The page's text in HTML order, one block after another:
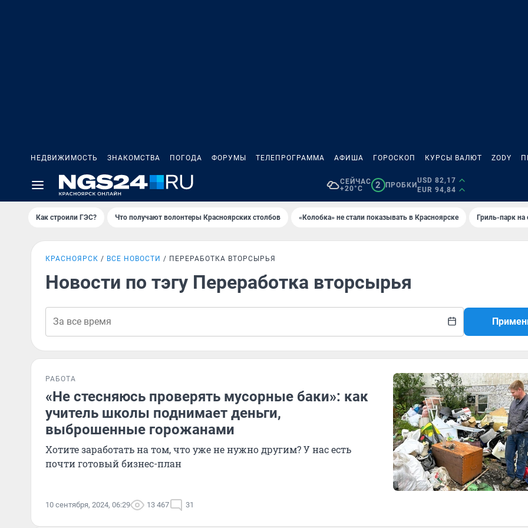
НЕДВИЖИМОСТЬ ЗНАКОМСТВА ПОГОДА ФОРУМЫ ТЕЛЕПРОГРАММА АФИША ГОРОСКОП КУРСЫ ВАЛЮТ ZODY
СЕЙЧАС
+20°C
2 ПРОБКИ
USD 82,17
EUR 94,84
Как строили ГЭС? Что получают волонтеры Красноярских столбов «Колобка» не стали показывать в Красноярске Гриль-парк на
КРАСНОЯРСК ВСЕ НОВОСТИ ПЕРЕРАБОТКА ВТОРСЫРЬЯ
Новости по тэгу Переработка вторсырья
РАБОТА
«Не стесняюсь проверять мусорные баки»: как
учитель школы поднимает деньги,
выброшенные горожанами
Хотите заработать на том, что уже не нужно другим? У нас есть
почти готовый бизнес-план
10 сентября, 2024, 06:29 13 467 31